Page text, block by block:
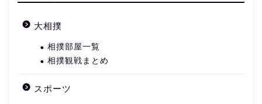
大相撲
相撲部屋一覧
相撲観戦まとめ
スポーツ